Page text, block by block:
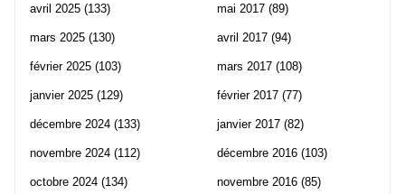
avril 2025 (133)
mars 2025 (130)
février 2025 (103)
janvier 2025 (129)
décembre 2024 (133)
novembre 2024 (112)
octobre 2024 (134)
mai 2017 (89)
avril 2017 (94)
mars 2017 (108)
février 2017 (77)
janvier 2017 (82)
décembre 2016 (103)
novembre 2016 (85)